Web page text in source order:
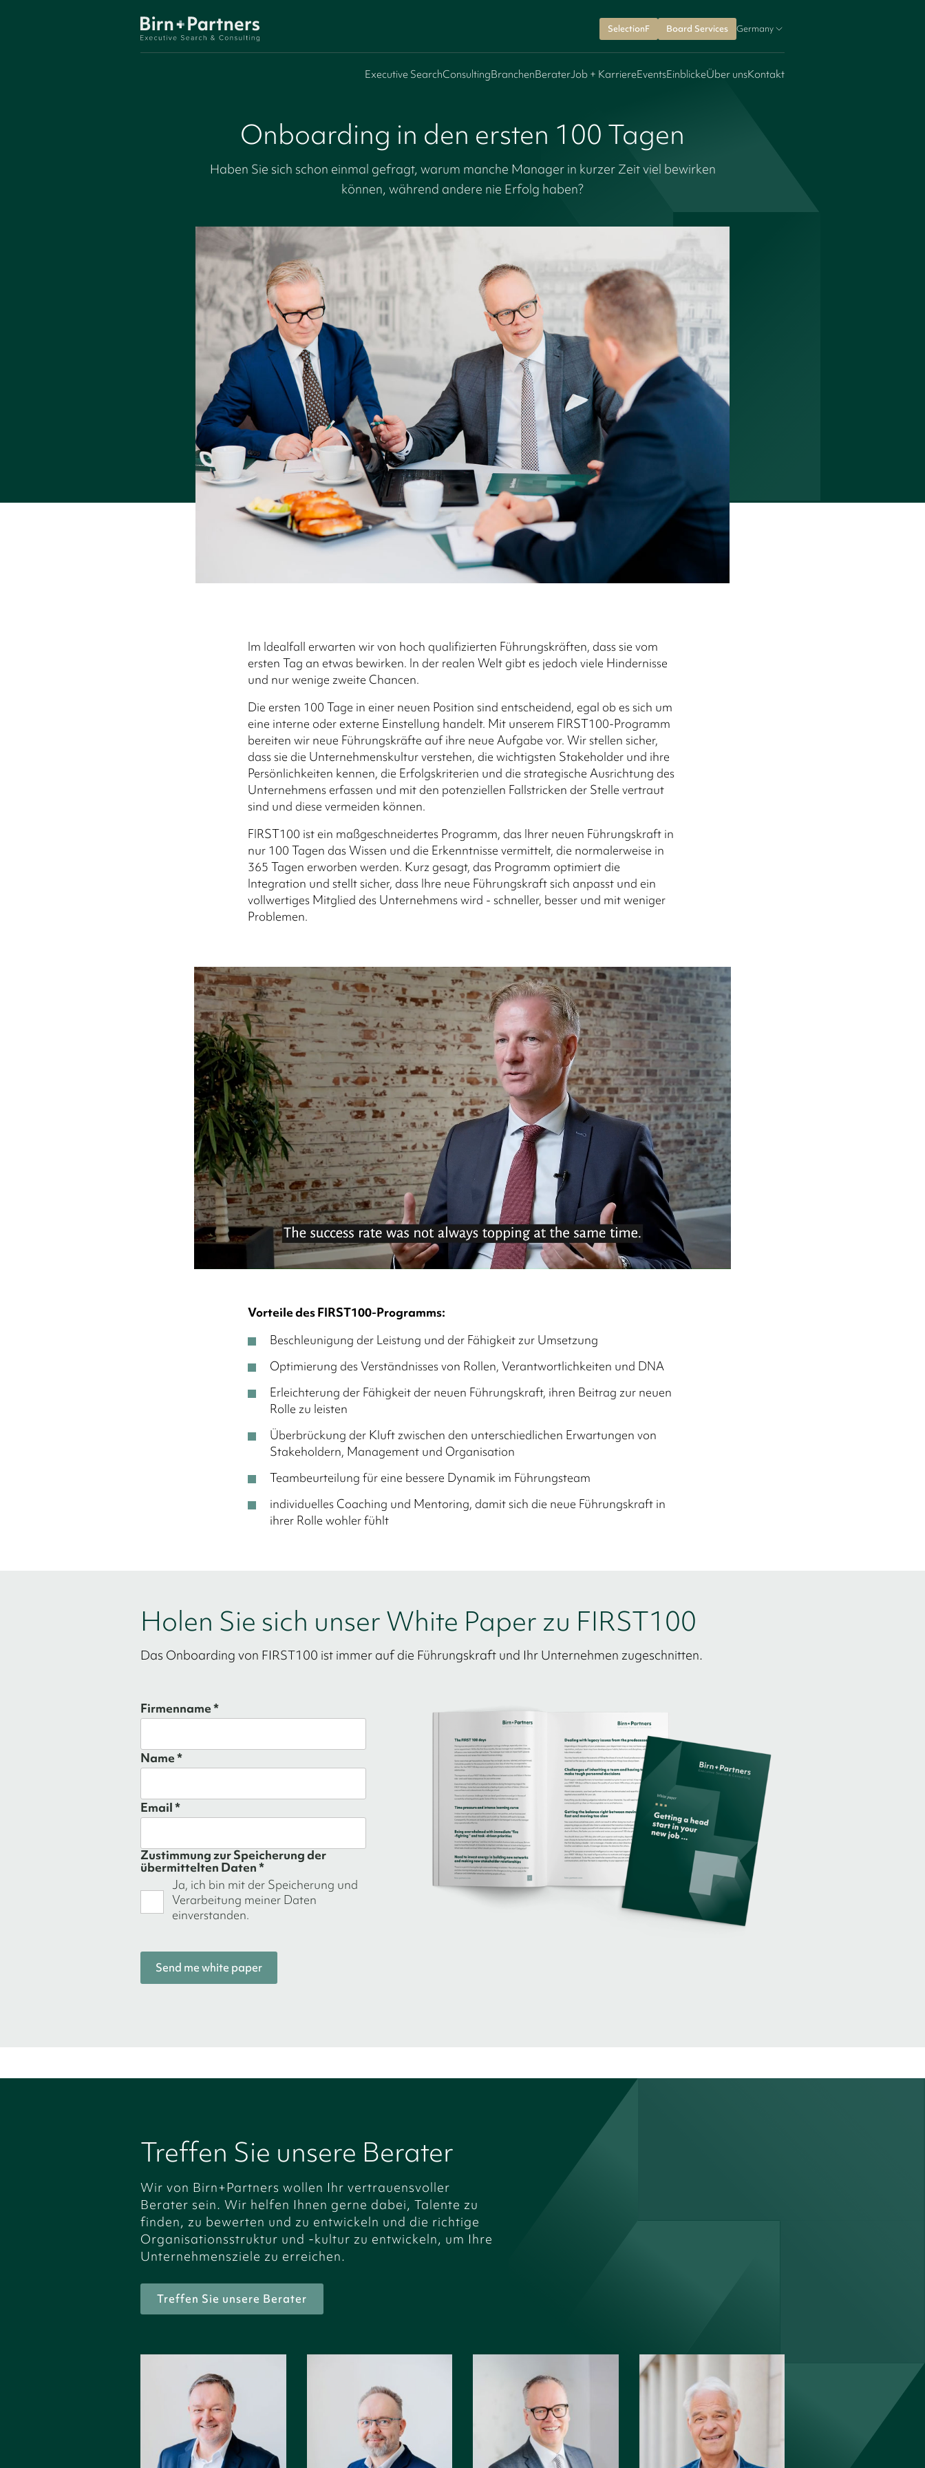
SelectionF Board Services Germany
Executive SearchConsultingBranchenBeraterJob + KarriereEventsEinblickeÜber unsKontakt
Onboarding in den ersten 100 Tagen
Haben Sie sich schon einmal gefragt, warum manche Manager in kurzer Zeit viel bewirken
können, während andere nie Erfolg haben?
Im Idealfall erwarten wir von hoch qualifizierten Führungskräften, dass sie vom
ersten Tag an etwas bewirken. In der realen Welt gibt es jedoch viele Hindernisse
und nur wenige zweite Chancen.
Die ersten 100 Tage in einer neuen Position sind entscheidend, egal ob es sich um
eine interne oder externe Einstellung handelt. Mit unserem FIRST100-Programm
bereiten wir neue Führungskräfte auf ihre neue Aufgabe vor. Wir stellen sicher,
dass sie die Unternehmenskultur verstehen, die wichtigsten Stakeholder und ihre
Persönlichkeiten kennen, die Erfolgskriterien und die strategische Ausrichtung des
Unternehmens erfassen und mit den potenziellen Fallstricken der Stelle vertraut
sind und diese vermeiden können.
FIRST100 ist ein maßgeschneidertes Programm, das Ihrer neuen Führungskraft in
nur 100 Tagen das Wissen und die Erkenntnisse vermittelt, die normalerweise in
365 Tagen erworben werden. Kurz gesagt, das Programm optimiert die
Integration und stellt sicher, dass Ihre neue Führungskraft sich anpasst und ein
vollwertiges Mitglied des Unternehmens wird - schneller, besser und mit weniger
Problemen.
Vorteile des FIRST100-Programms:
Beschleunigung der Leistung und der Fähigkeit zur Umsetzung
Optimierung des Verständnisses von Rollen, Verantwortlichkeiten und DNA
Erleichterung der Fähigkeit der neuen Führungskraft, ihren Beitrag zur neuen
Rolle zu leisten
Überbrückung der Kluft zwischen den unterschiedlichen Erwartungen von
Stakeholdern, Management und Organisation
Teambeurteilung für eine bessere Dynamik im Führungsteam
individuelles Coaching und Mentoring, damit sich die neue Führungskraft in
ihrer Rolle wohler fühlt
Holen Sie sich unser White Paper zu FIRST100
Das Onboarding von FIRST100 ist immer auf die Führungskraft und Ihr Unternehmen zugeschnitten.
Firmenname *
Name *
Email *
Zustimmung zur Speicherung der
übermittelten Daten *
Ja, ich bin mit der Speicherung und
Verarbeitung meiner Daten
einverstanden.
Treffen Sie unsere Berater
Wir von Birn+Partners wollen Ihr vertrauensvoller
Berater sein. Wir helfen Ihnen gerne dabei, Talente zu
finden, zu bewerten und zu entwickeln und die richtige
Organisationsstruktur und -kultur zu entwickeln, um Ihre
Unternehmensziele zu erreichen.
Treffen Sie unsere Berater